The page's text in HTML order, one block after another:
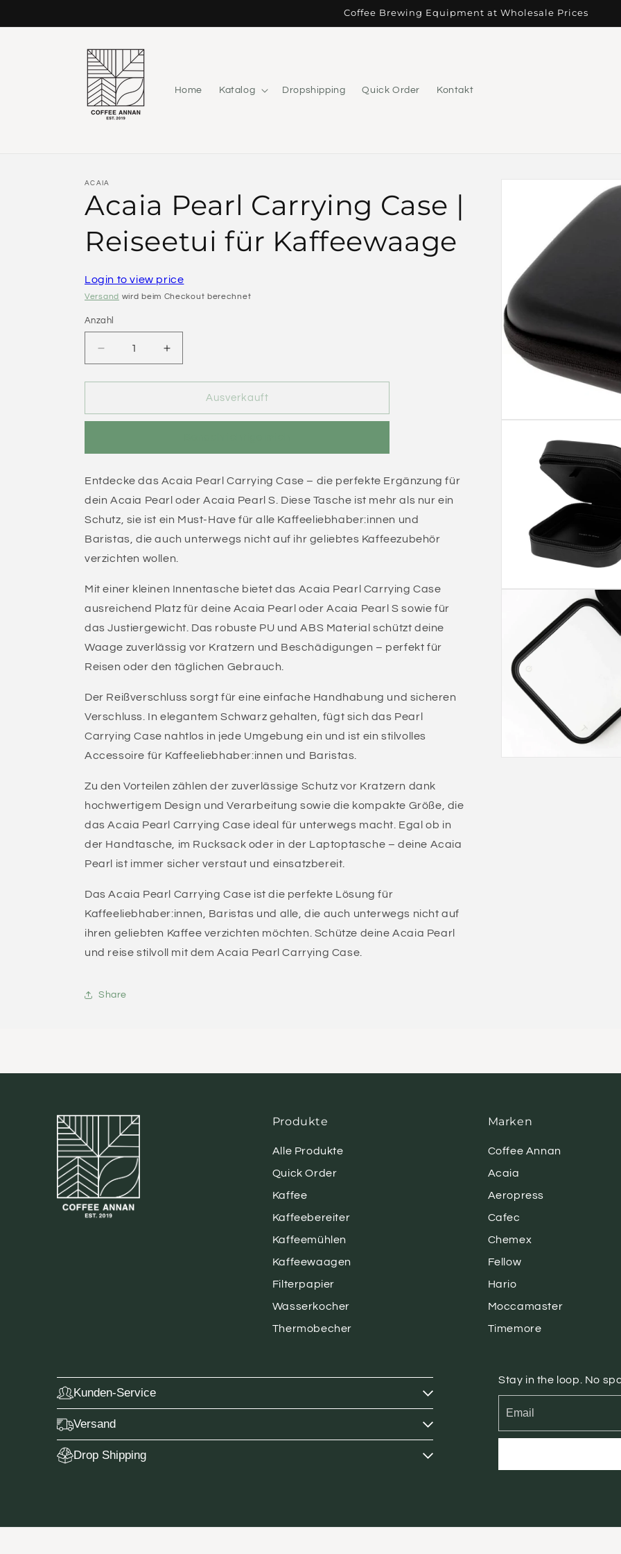
Inhalt
Coffee Brewing Equipment at Wholesale Prices
Home Katalog Dropshipping Quick Order Kontakt
Zu
Produktinformationen
ACAIA
Acaia Pearl Carrying Case |
Reiseetui für Kaffeewaage
Login to view price
Versand wird beim Checkout berechnet
Anzahl
Verringere
die
Menge
Acaia
Case
Reiseetui
für
Kaffeewaage
Erhöhe
die
Menge
Acaia
Case
Reiseetui
für
Kaffeewaage
Ausverkauft
Entdecke das Acaia Pearl Carrying Case – die perfekte Ergänzung für
dein Acaia Pearl oder Acaia Pearl S. Diese Tasche ist mehr als nur ein
Schutz, sie ist ein Must-Have für alle Kaffeeliebhaber:innen und
Baristas, die auch unterwegs nicht auf ihr geliebtes Kaffeezubehör
verzichten wollen.
Mit einer kleinen Innentasche bietet das Acaia Pearl Carrying Case
ausreichend Platz für deine Acaia Pearl oder Acaia Pearl S sowie für
das Justiergewicht. Das robuste PU und ABS Material schützt deine
Waage zuverlässig vor Kratzern und Beschädigungen – perfekt für
Reisen oder den täglichen Gebrauch.
Der Reißverschluss sorgt für eine einfache Handhabung und sicheren
Verschluss. In elegantem Schwarz gehalten, fügt sich das Pearl
Carrying Case nahtlos in jede Umgebung ein und ist ein stilvolles
Accessoire für Kaffeeliebhaber:innen und Baristas.
Zu den Vorteilen zählen der zuverlässige Schutz vor Kratzern dank
hochwertigem Design und Verarbeitung sowie die kompakte Größe, die
das Acaia Pearl Carrying Case ideal für unterwegs macht. Egal ob in
der Handtasche, im Rucksack oder in der Laptoptasche – deine Acaia
Pearl ist immer sicher verstaut und einsatzbereit.
Das Acaia Pearl Carrying Case ist die perfekte Lösung für
Kaffeeliebhaber:innen, Baristas und alle, die auch unterwegs nicht auf
ihren geliebten Kaffee verzichten möchten. Schütze deine Acaia Pearl
und reise stilvoll mit dem Acaia Pearl Carrying Case.
Share
Produkte
Alle Produkte
Quick Order
Kaffee
Kaffeebereiter
Kaffeemühlen
Kaffeewaagen
Filterpapier
Wasserkocher
Thermobecher
Marken
Coffee Annan
Acaia
Aeropress
Cafec
Chemex
Fellow
Hario
Moccamaster
Timemore
Kunden-Service
Versand
Drop Shipping
Stay in the loop. No